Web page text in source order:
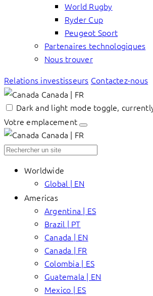
World Rugby
Ryder Cup
Peugeot Sport
Partenaires technologiques
Nous trouver
Relations investisseurs Contactez-nous
Canada | FR
Dark and light mode toggle,
Votre emplacement
Canada | FR
Worldwide
Global | EN
Americas
Argentina | ES
Brazil | PT
Canada | EN
Canada | FR
Colombia | ES
Guatemala | EN
Mexico | ES